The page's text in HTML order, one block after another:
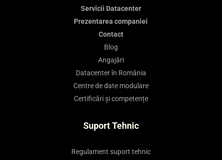
Servicii Datacenter
Prezentarea companiei
Contact
Blog
Angajări
Datacenter în România
Centre de date modulare
Certificări și competențe
Suport Tehnic
Regulament suport tehnic